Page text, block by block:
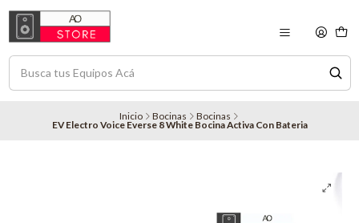
Inicio Bocinas Bocinas
EV Electro Voice Everse 8 White Bocina Activa Con Bateria